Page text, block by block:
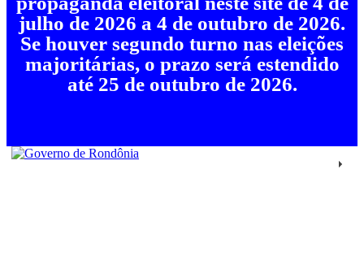
julho de 2026 a 4 de outubro de 2026.
Se houver segundo turno nas eleições
majoritárias, o prazo será estendido
até 25 de outubro de 2026.